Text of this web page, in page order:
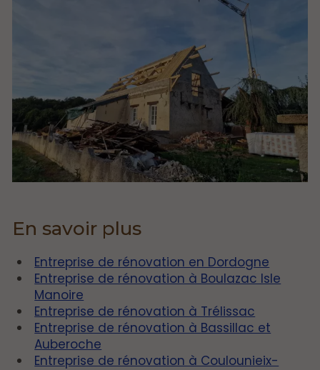
En savoir plus
Entreprise de rénovation en Dordogne
Entreprise de rénovation à Boulazac Isle
Manoire
Entreprise de rénovation à Trélissac
Entreprise de rénovation à Bassillac et
Auberoche
Entreprise de rénovation à Coulounieix-